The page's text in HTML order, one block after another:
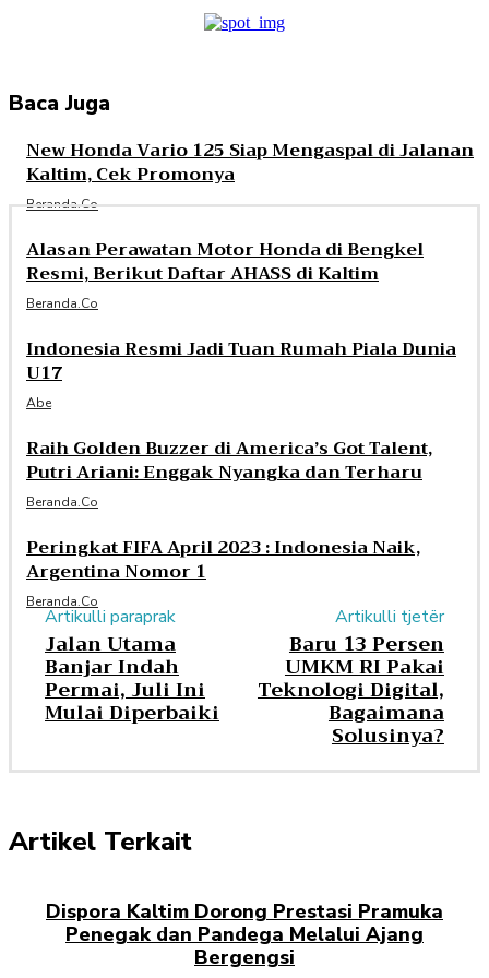
Baca Juga
New Honda Vario 125 Siap Mengaspal di Jalanan
Kaltim, Cek Promonya
Beranda.co
Alasan Perawatan Motor Honda di Bengkel
Resmi, Berikut Daftar AHASS di Kaltim
Beranda.co
Indonesia Resmi Jadi Tuan Rumah Piala Dunia
U17
Abe
Raih Golden Buzzer di America’s Got Talent,
Putri Ariani: Enggak Nyangka dan Terharu
Beranda.co
Peringkat FIFA April 2023 : Indonesia Naik,
Argentina Nomor 1
Beranda.co
Artikulli paraprak
Jalan Utama
Banjar Indah
Permai, Juli Ini
Mulai Diperbaiki
Artikulli tjetër
Baru 13 Persen
UMKM RI Pakai
Teknologi Digital,
Bagaimana
Solusinya?
Artikel Terkait
Dispora Kaltim Dorong Prestasi Pramuka
Penegak dan Pandega Melalui Ajang
Bergengsi